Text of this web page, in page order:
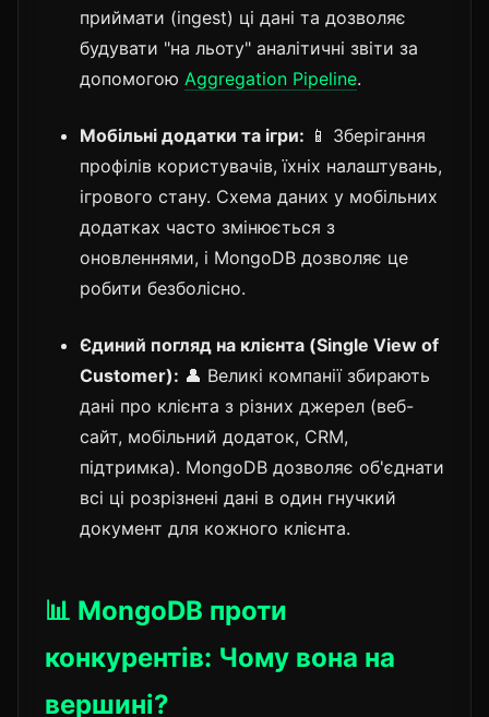
приймати (ingest) ці дані та дозволяє
будувати "на льоту" аналітичні звіти за
допомогою Aggregation Pipeline.
Мобільні додатки та ігри: 📱 Зберігання
профілів користувачів, їхніх налаштувань,
ігрового стану. Схема даних у мобільних
додатках часто змінюється з
оновленнями, і MongoDB дозволяє це
робити безболісно.
Єдиний погляд на клієнта (Single View of
Customer): 👤 Великі компанії збирають
дані про клієнта з різних джерел (веб-
сайт, мобільний додаток, CRM,
підтримка). MongoDB дозволяє об'єднати
всі ці розрізнені дані в один гнучкий
документ для кожного клієнта.
📊 MongoDB проти
конкурентів: Чому вона на
вершині?